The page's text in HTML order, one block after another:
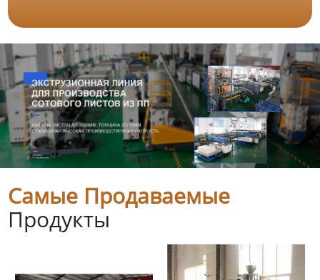
Самые Продаваемые
Продукты